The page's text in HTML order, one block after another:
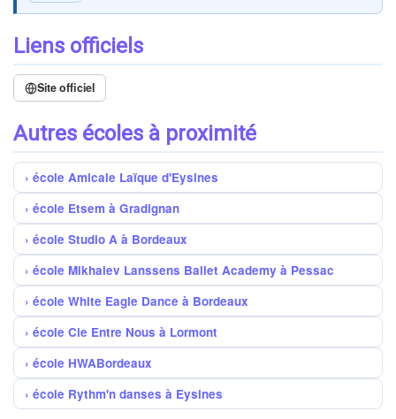
Liens officiels
Site officiel
Autres écoles à proximité
école Amicale Laïque d'Eysines
école Etsem à Gradignan
école Studio A à Bordeaux
école Mikhalev Lanssens Ballet Academy à Pessac
école White Eagle Dance à Bordeaux
école Cie Entre Nous à Lormont
école HWABordeaux
école Rythm'n danses à Eysines